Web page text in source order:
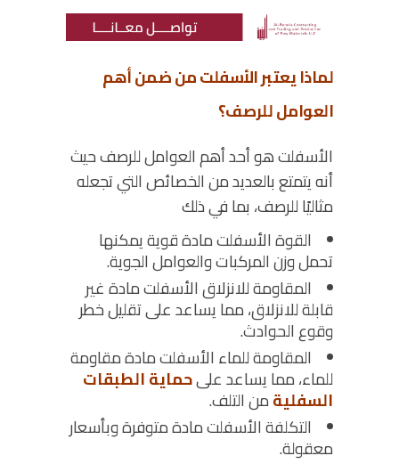
لماذا يعتبر الأسفلت من ضمن أهم
العوامل للرصف؟
الأسفلت هو أحد أهم العوامل للرصف حيث
أنه يتمتع بالعديد من الخصائص التي تجعله
مثاليًا للرصف، بما في ذلك
القوة الأسفلت مادة قوية يمكنها
تحمل وزن المركبات والعوامل الجوية.
المقاومة للانزلاق الأسفلت مادة غير
قابلة للانزلاق، مما يساعد على تقليل خطر
وقوع الحوادث.
المقاومة للماء الأسفلت مادة مقاومة
للماء، مما يساعد علىحماية الطبقات
السفليةمن التلف.
التكلفة الأسفلت مادة متوفرة وبأسعار
معقولة.